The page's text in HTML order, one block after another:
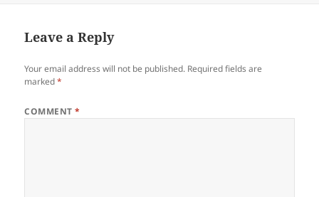
Leave a Reply
Your email address will not be published. Required fields are
marked*
COMMENT*